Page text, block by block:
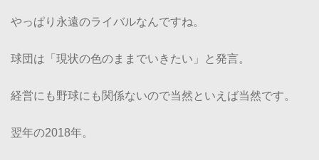
やっぱり永遠のライバルなんですね。
球団は「現状の色のままでいきたい」と発言。
経営にも野球にも関係ないので当然といえば当然です。
翌年の2018年。